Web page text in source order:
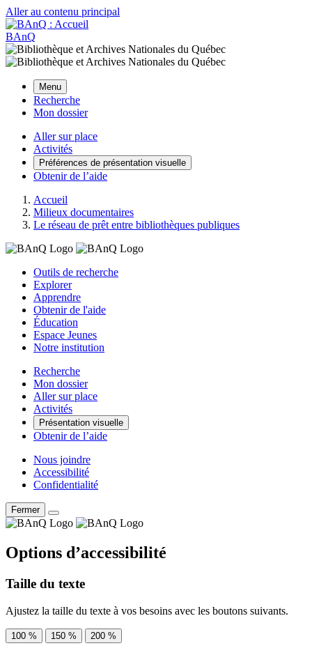
Aller au contenu principal
BAnQ
Menu
Recherche
Mon dossier
Aller sur place
Activités
Préférences de présentation visuelle
Obtenir de l’aide
Accueil
Milieux documentaires
Le réseau de prêt entre bibliothèques publiques
Outils de recherche
Explorer
Apprendre
Obtenir de l'aide
Éducation
Espace Jeunes
Notre institution
Recherche
Mon dossier
Aller sur place
Activités
Présentation visuelle
Obtenir de l’aide
Nous joindre
Accessibilité
Confidentialité
Fermer
Options d’accessibilité
Taille du texte
Ajustez la taille du texte à vos besoins avec les boutons suivants.
100 % 150 % 200 %